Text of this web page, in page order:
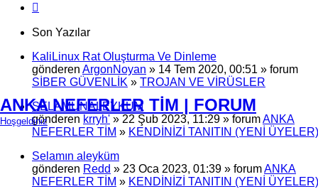
ANKA NEFERLER TİM | FORUM
Hoşgeldiniz
Son Yazılar
KaliLinux Rat Oluşturma Ve Dinleme
gönderen ArgonNoyan » 14 Tem 2020, 00:51 » forum
SİBER GÜVENLİK » TROJAN VE VİRÜSLER
SELAMUNALEYKÜM
gönderen krryh' » 22 Şub 2023, 11:29 » forumANKA
NEFERLER TİM » KENDİNİZİ TANITIN (YENİ ÜYELER)
Selamın aleyküm
gönderen Redd » 23 Oca 2023, 01:39 » forumANKA
NEFERLER TİM » KENDİNİZİ TANITIN (YENİ ÜYELER)